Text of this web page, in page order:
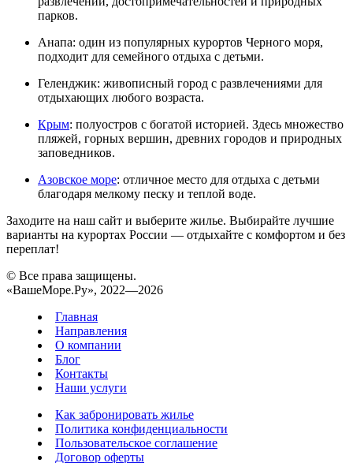
парков.
Анапа: один из популярных курортов Черного моря,
подходит для семейного отдыха с детьми.
Геленджик: живописный город с развлечениями для
отдыхающих любого возраста.
Крым: полуостров с богатой историей. Здесь множество
пляжей, горных вершин, древних городов и природных
заповедников.
Азовское море: отличное место для отдыха с детьми
благодаря мелкому песку и теплой воде.
Заходите на наш сайт и выберите жилье. Выбирайте лучшие
варианты на курортах России — отдыхайте с комфортом и без
переплат!
© Все права защищены.
«ВашеМоре.Ру», 2022—2026
Главная
Направления
О компании
Блог
Контакты
Наши услуги
Как забронировать жилье
Политика конфиденциальности
Пользовательское соглашение
Договор оферты